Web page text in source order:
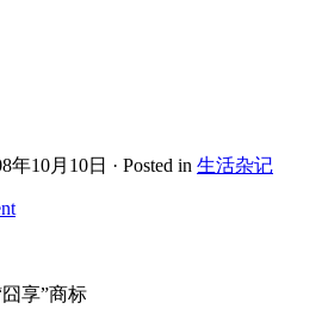
年10月10日 · Posted in 生活杂记
享”商标